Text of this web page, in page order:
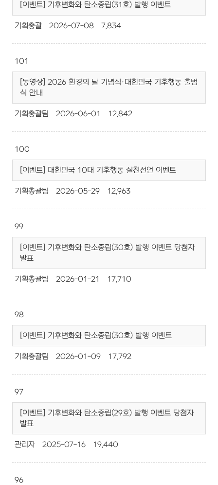
[이벤트] 기후변화와 탄소중립(31호) 발행 이벤트
기획총괄 2026-07-08 7,834
101
[동영상] 2026 환경의 날 기념식·대한민국 기후행동 출범
식 안내
기획총괄팀 2026-06-01 12,842
100
[이벤트] 대한민국 10대 기후행동 실천선언 이벤트
기획총괄팀 2026-05-29 12,963
99
[이벤트] 기후변화와 탄소중립(30호) 발행 이벤트 당첨자
발표
기획총괄팀 2026-01-21 17,710
98
[이벤트] 기후변화와 탄소중립(30호) 발행 이벤트
기획총괄팀 2026-01-09 17,792
97
[이벤트] 기후변화와 탄소중립(29호) 발행 이벤트 당첨자
발표
관리자 2025-07-16 19,440
96